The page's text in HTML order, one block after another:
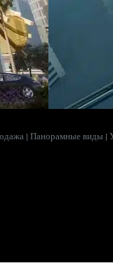
| Панорамные виды |